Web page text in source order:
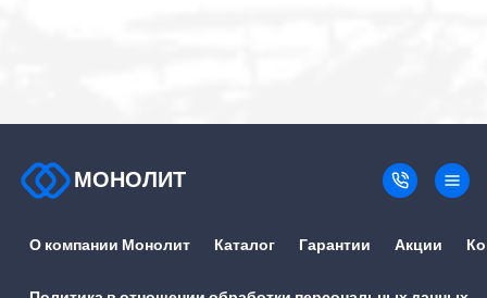
МОНОЛИТ
О компании Монолит Каталог Гарантии Акции